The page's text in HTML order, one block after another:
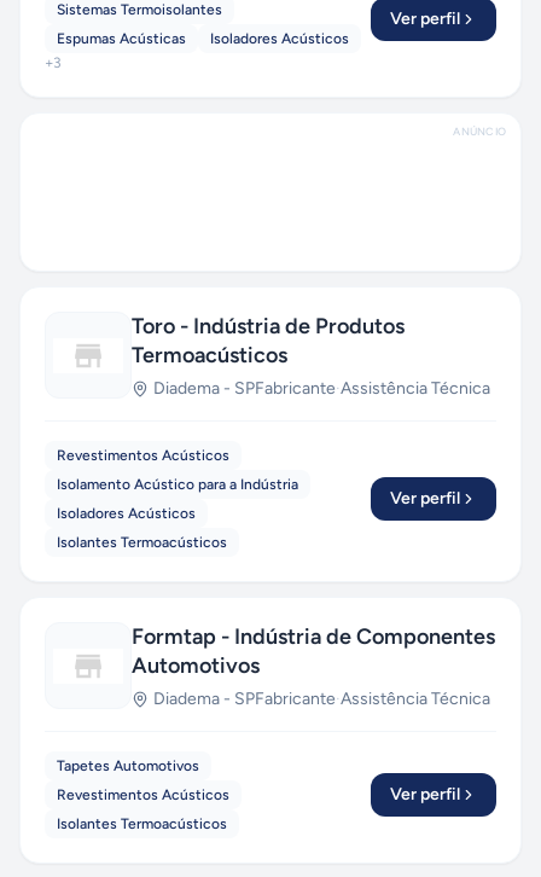
Sistemas Termoisolantes
Espumas Acústicas
Isoladores Acústicos
+3
Ver perfil
ANÚNCIO
Toro - Indústria de Produtos
Termoacústicos
Diadema - SPFabricante·Assistência Técnica
Revestimentos Acústicos
Isolamento Acústico para a Indústria
Isoladores Acústicos
Isolantes Termoacústicos
Ver perfil
Formtap - Indústria de Componentes
Automotivos
Diadema - SPFabricante·Assistência Técnica
Tapetes Automotivos
Revestimentos Acústicos
Isolantes Termoacústicos
Ver perfil